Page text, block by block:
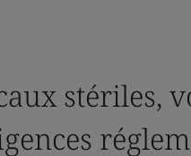
stériles,